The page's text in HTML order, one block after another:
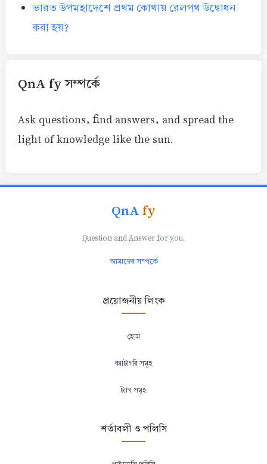
ভারত উপমহাদেশে প্রথম কোথায় রেলপথ উদ্বোধন
করা হয়?
QnA fy সম্পর্কে
Ask questions, find answers, and spread the
light of knowledge like the sun.
QnAfy
Question andAnswer foryou.
আমাদের সম্পর্কে
প্রয়োজনীয় লিংক
হোম
ক্যাটাগরি সমূহ
ট্যাগ সমূহ
শর্তাবলী ও পলিসি